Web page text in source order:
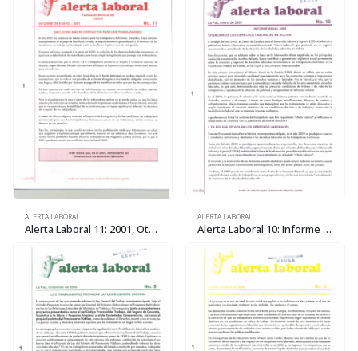
ALERTA LABORAL
Alerta Laboral 11: 2001, Otro año de conflicto para los trabajadores
ALERTA LABORAL
Alerta Laboral 10: Informe anual 2000, Situación de los Derechos Laborales en Bolivia